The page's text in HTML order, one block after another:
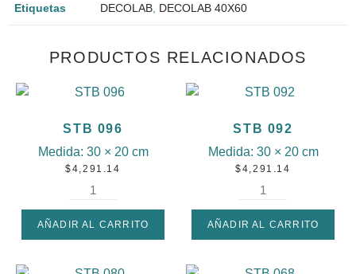
Etiquetas
DECOLAB, DECOLAB 40X60
PRODUCTOS RELACIONADOS
STB 096
Medida: 30 × 20 cm
$4,291.14
AÑADIR AL CARRITO
STB 092
Medida: 30 × 20 cm
$4,291.14
AÑADIR AL CARRITO